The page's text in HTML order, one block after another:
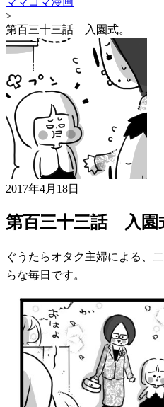
>
第百三十三話 入園式。
2017年4月18日
第百三十三話 入園
ぐうたらオタク主婦による、
らな毎日です。